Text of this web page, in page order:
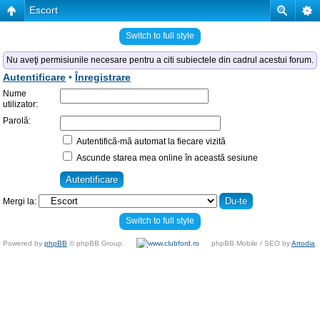
Escort
Switch to full style
Nu aveţi permisiunile necesare pentru a citi subiectele din cadrul acestui forum.
Autentificare • Înregistrare
Nume
utilizator:
Parolă:
Autentifică-mă automat la fiecare vizită
Ascunde starea mea online în această sesiune
Mergi la:
Switch to full style
Powered by phpBB © phpBB Group. phpBB Mobile / SEO byArtodia